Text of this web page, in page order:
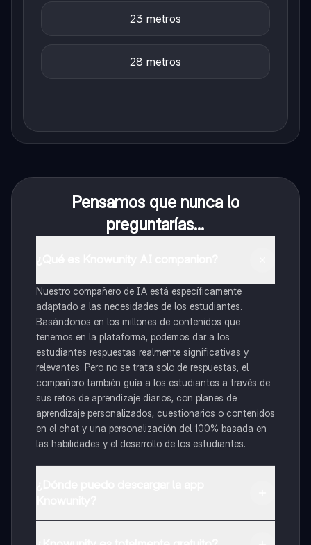
23 metros
28 metros
Pensamos que nunca lo
preguntarías...
Nuestro compañero de IA está específicamente
adaptado a las necesidades de los estudiantes.
Basándonos en los millones de contenidos que
tenemos en la plataforma, podemos dar a los
estudiantes respuestas realmente significativas y
relevantes. Pero no se trata solo de respuestas, el
compañero también guía a los estudiantes a través de
sus retos de aprendizaje diarios, con planes de
aprendizaje personalizados, cuestionarios o contenidos
en el chat y una personalización del 100% basada en
las habilidades y el desarrollo de los estudiantes.